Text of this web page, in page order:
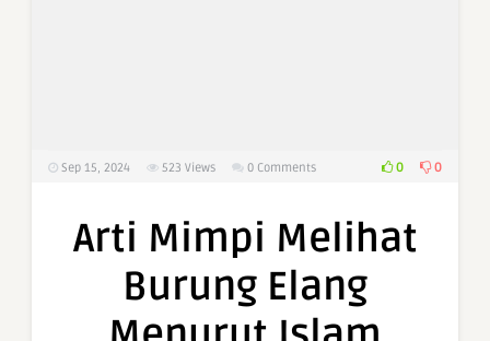
Sep 15, 2024 523 Views 0 Comments 0 0
Arti Mimpi Melihat
Burung Elang